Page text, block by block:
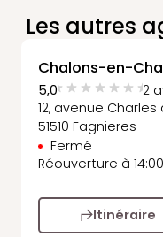
Les autres
Chalons-en-
5,0
2
12, avenue
51510 Fagnieres
Fermé
Réouverture à
Itinéraire